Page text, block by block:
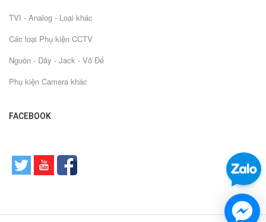
TVI - Analog - Loại khác
Các loại Phụ kiện CCTV
Nguồn - Dây - Jack - Vỏ Đế
Phụ kiện Camera khác
FACEBOOK